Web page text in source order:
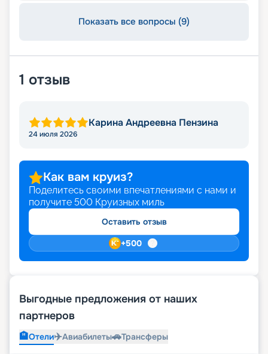
Показать все вопросы (9)
1 отзыв
Карина Андреевна Пензина
24 июля 2026
Как вам круиз?
Поделитесь своими впечатлениями с нами и
получите 500 Круизных миль
Оставить отзыв
+500
Выгодные предложения от наших
партнеров
🏨Отели✈️Авиабилеты🚗Трансферы